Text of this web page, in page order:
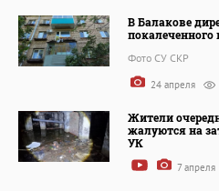
В Балакове
покалеченного
Фото СУ СКР
24 апреля
Жители
жалуются на
УК
7 апреля